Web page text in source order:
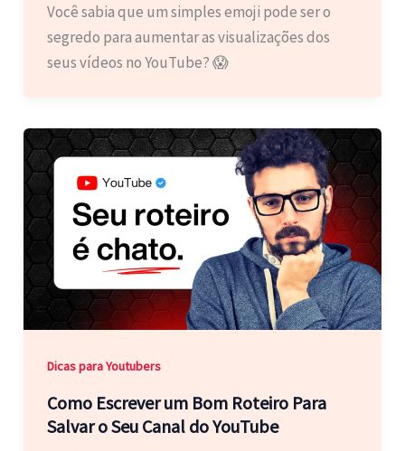
Você sabia que um simples emoji pode ser o
segredo para aumentar as visualizações dos
seus vídeos no YouTube? 😱
Dicas para Youtubers
Como Escrever um Bom Roteiro Para
Salvar o Seu Canal do YouTube